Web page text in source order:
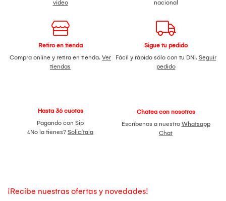
video
nacional
Retiro en tienda
Compra online y retira en tienda. Ver
tiendas
Sigue tu pedido
Fácil y rápido sólo con tu DNI. Seguir
pedido
Hasta 36 cuotas
Pagando con Sip
¿No la tienes? Solicítala
Chatea con nosotros
Escríbenos a nuestro Whatsapp
Chat
¡Recibe nuestras ofertas y novedades!